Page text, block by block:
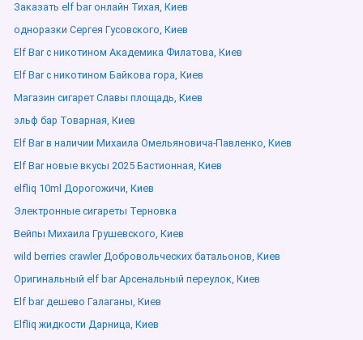
Заказать elf bar онлайн Тихая, Киев
одноразки Сергея Гусовского, Киев
Elf Bar с никотином Академика Филатова, Киев
Elf Bar с никотином Байкова гора, Киев
Магазин сигарет Славы площадь, Киев
эльф бар Товарная, Киев
Elf Bar в наличии Михаила Омельяновича-Павленко, Киев
Elf Bar новые вкусы 2025 Бастионная, Киев
elfliq 10ml Дорогожичи, Киев
Электронные сигареты Терновка
Вейпы Михаила Грушевского, Киев
wild berries crawler Добровольческих батальонов, Киев
Оригинальный elf bar Арсенальный переулок, Киев
Elf bar дешево Галаганы, Киев
Elfliq жидкости Дарница, Киев